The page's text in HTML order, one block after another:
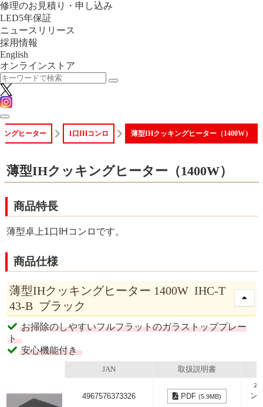
修理のお見積り・申し込み
LED5年保証
ニュースリリース
採用情報
English
オンラインストア
ングヒーター 1口IHコンロ 薄型IHクッキングヒーター（1400W）
薄型IHクッキングヒーター（1400W）
商品特長
薄型卓上1口IHコンロです。
商品仕様
薄型IHクッキングヒーター 1400W IHC-T
43-B ブラック
お掃除のしやすいフルフラットのガラストッププレー
ト
安心機能付き
JAN 取扱説明書
4967576373326 PDF(5.9MB)
本
ン